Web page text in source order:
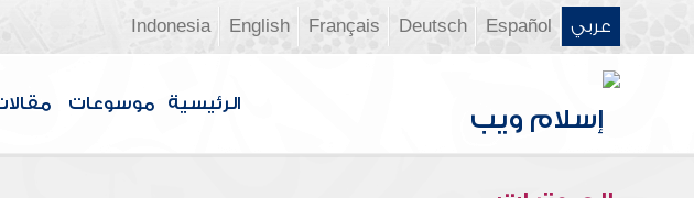
عربي Español
Deutsch
Français
English
Indonesia
الرئيسية موسوعات